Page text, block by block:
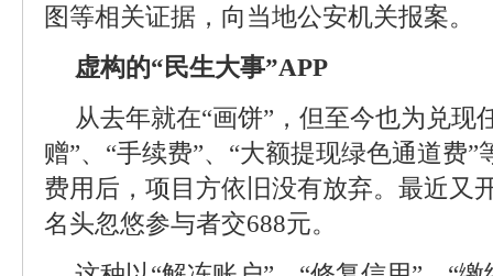
图等相关证据，向当地公安机关报案。
虚构的“民生大事”APP
从去年就在“画饼”，但至今也为兑现
赠”、“手续费”、“大额提现绿色通道费
费用后，项目方依旧没有放弃。最近又
名头忽悠参与者交688元。